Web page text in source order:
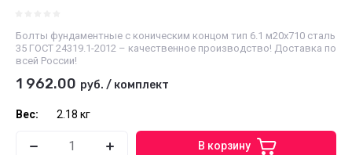
Болты фундаментные с коническим концом тип 6.1 м20х710 сталь
35 ГОСТ 24319.1-2012 – качественное производство! Доставка по
всей России!
1 962.00 руб. / комплект
Вес: 2.18 кг
В корзину